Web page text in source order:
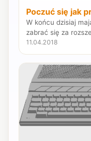
Poczuć się jak
W końcu dzisiaj
zabrać się za
11.04.2018